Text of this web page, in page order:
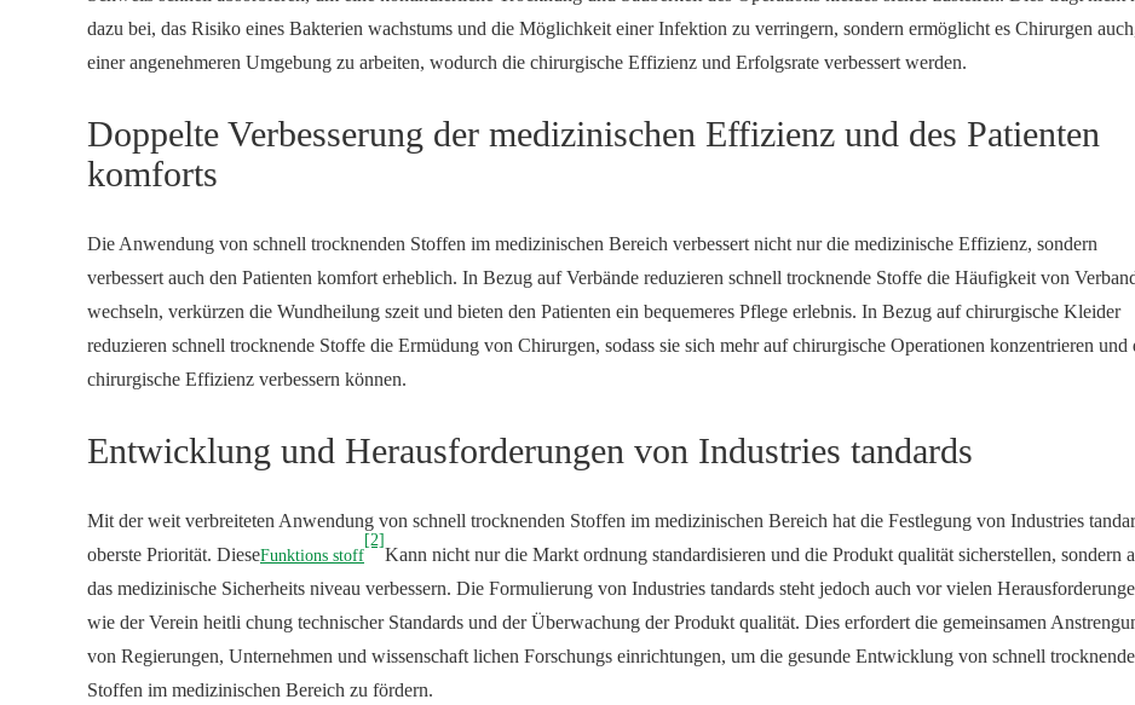
dazu bei, das Risiko eines Bakterien wachstums und die Möglichkeit einer Infektion zu verringern, sondern ermöglicht es Chirurgen
einer angenehmeren Umgebung zu arbeiten, wodurch die chirurgische Effizienz und Erfolgsrate verbessert werden.
Doppelte Verbesserung der medizinischen Effizienz und des Patienten
komforts
Die Anwendung von schnell trocknenden Stoffen im medizinischen Bereich verbessert nicht nur die medizinische Effizienz, sondern
verbessert auch den Patienten komfort erheblich. In Bezug auf Verbände reduzieren schnell trocknende Stoffe die Häufigkeit von
wechseln, verkürzen die Wundheilung szeit und bieten den Patienten ein bequemeres Pflege erlebnis. In Bezug auf chirurgische Kleider
reduzieren schnell trocknende Stoffe die Ermüdung von Chirurgen, sodass sie sich mehr auf chirurgische Operationen konzentrieren und
chirurgische Effizienz verbessern können.
Entwicklung und Herausforderungen von Industries tandards
Mit der weit verbreiteten Anwendung von schnell trocknenden Stoffen im medizinischen Bereich hat die Festlegung von Industries
oberste Priorität. DieseFunktions stoff
[2]
Kann nicht nur die Markt ordnung standardisieren und die Produkt qualität sicherstellen, sondern
das medizinische Sicherheits niveau verbessern. Die Formulierung von Industries tandards steht jedoch auch vor vielen
wie der Verein heitli chung technischer Standards und der Überwachung der Produkt qualität. Dies erfordert die gemeinsamen
von Regierungen, Unternehmen und wissenschaft lichen Forschungs einrichtungen, um die gesunde Entwicklung von schnell
Stoffen im medizinischen Bereich zu fördern.